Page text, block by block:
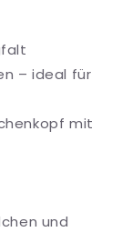
– ideal für
mit
und